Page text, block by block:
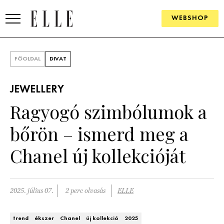
WEBSHOP
SZÉPSÉG
ÉLETMÓD
PÁRKAPCSOLAT
FŐOLDAL DIVAT
JEWELLERY
Ragyogó szimbólumok a
bőrön – ismerd meg a
Chanel új kollekcióját
2025. július 07. 2 perc olvasás ELLE
trend ékszer Chanel új kollekció 2025